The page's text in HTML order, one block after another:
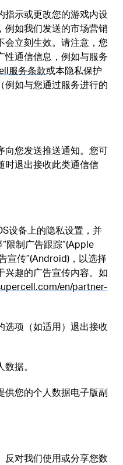
指示或更改您的游戏内设
例如我们发送的市场营销
会立刻生效。请注意，您
性通信信息，例如与服务
服务条款或本隐私保护
例如与您通过服务进行的
向您发送推送通知。您可
时退出接收此类通信信
设备上的隐私设置，并
限制广告跟踪”(Apple
宣传”(Android)，以选择
兴趣的广告宣传内容。如
en/partner-
选项（如适用）退出接收
据。
供您的个人数据电子版副
反对我们使用或分享您数